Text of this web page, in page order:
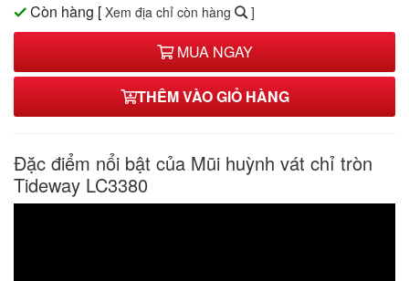
Còn hàng [ Xem địa chỉ còn hàng ]
MUA NGAY
THÊM VÀO GIỎ HÀNG
Đặc điểm nổi bật của Mũi huỳnh vát chỉ tròn
Tideway LC3380